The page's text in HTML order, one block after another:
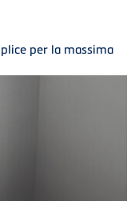
per la massima